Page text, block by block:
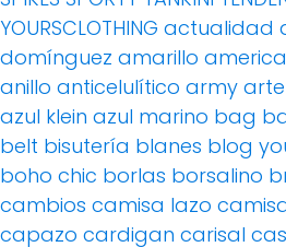
YOURSCLOTHING actualidad
domínguez amarillo
anillo anticelulítico army arte
azul klein azul marino bag
belt bisutería blanes blog
boho chic borlas borsalino
cambios camisa lazo
capazo cardigan carisal